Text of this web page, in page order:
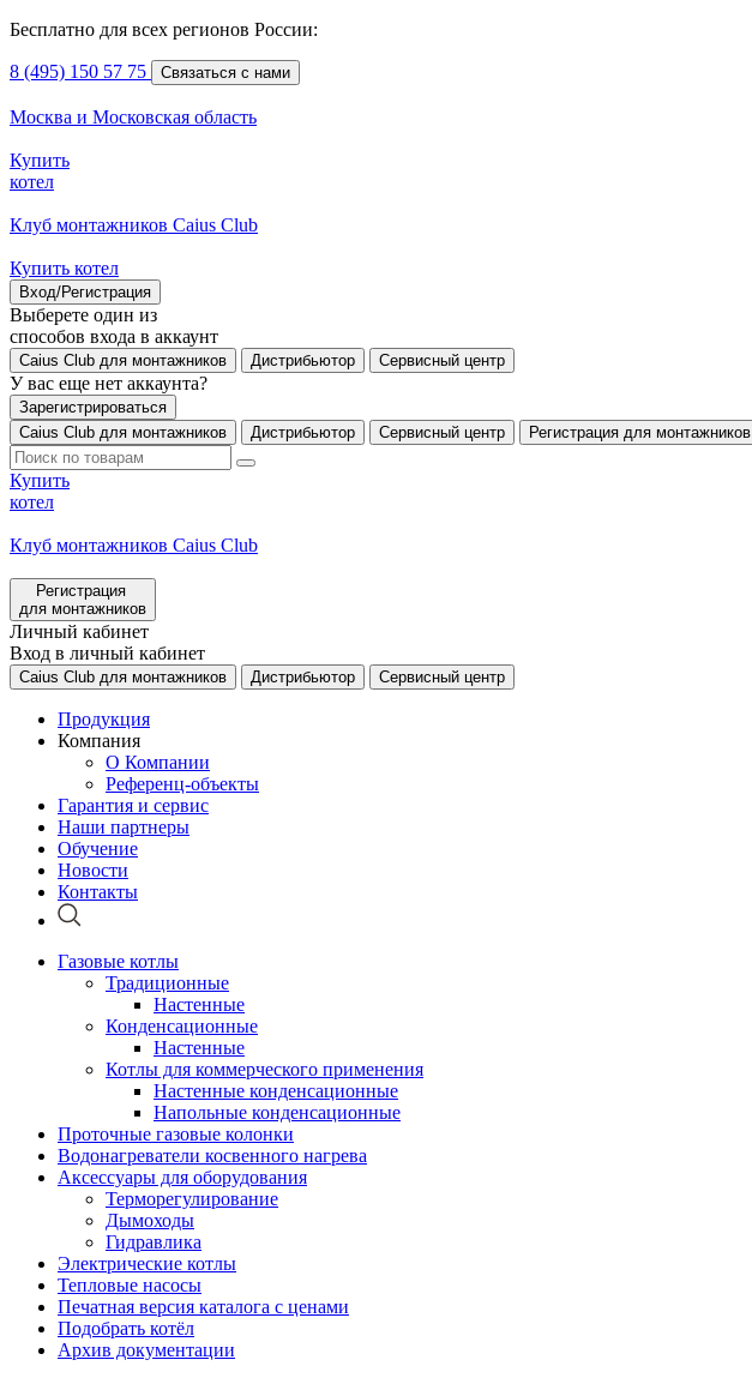
Бесплатно для всех регионов России:
8 (495) 150 57 75 Связаться с нами
Москва и Московская область
Купить
котел
Клуб монтажников Caius Club
Купить котел
Вход/Регистрация
Выберете один из
способов входа в аккаунт
Caius Club для монтажников Дистрибьютор Сервисный центр
У вас еще нет аккаунта?
Зарегистрироваться
Caius Club для монтажников
Дистрибьютор Сервисный центр Регистрация для монтажников
Купить
котел
Клуб монтажников Caius Club
Регистрация
для монтажников
Личный кабинет
Вход в личный кабинет
Caius Club для монтажников Дистрибьютор Сервисный центр
Продукция
Компания
О Компании
Референц-объекты
Гарантия и сервис
Наши партнеры
Обучение
Новости
Контакты
Газовые котлы
Традиционные
Настенные
Конденсационные
Настенные
Котлы для коммерческого применения
Настенные конденсационные
Напольные конденсационные
Проточные газовые колонки
Водонагреватели косвенного нагрева
Аксессуары для оборудования
Терморегулирование
Дымоходы
Гидравлика
Электрические котлы
Тепловые насосы
Печатная версия каталога с ценами
Подобрать котёл
Архив документации